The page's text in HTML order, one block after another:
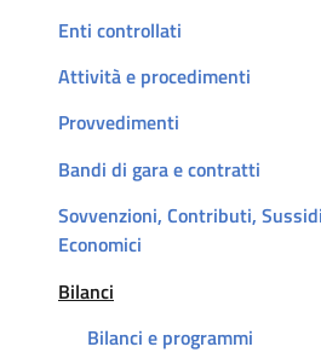
Enti controllati
Attività e procedimenti
Provvedimenti
Bandi di gara e contratti
Sovvenzioni, Contributi,
Economici
Bilanci
Attivo
Bilanci e programmi